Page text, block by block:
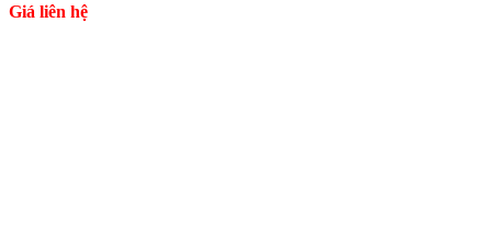
Giá liên hệ